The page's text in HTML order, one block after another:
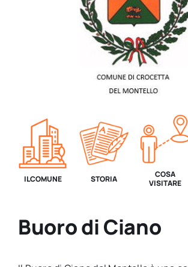
IL COMUNE STORIA
COSA
VISITARE
Buoro di Ciano